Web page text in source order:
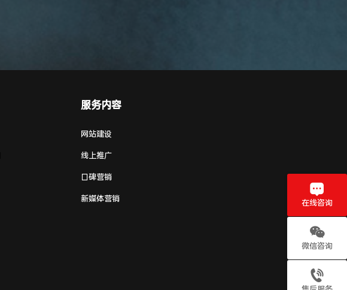
服务内容
网站建设
线上推广
口碑营销
新媒体营销 在线咨询
微信咨询